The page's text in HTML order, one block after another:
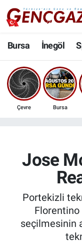
Bursa İnegöl
Çevre Bursa
Jose
Portekizli
Florentino
seçilmesinin
Bursa
İnegöl
3.SAYFA
Ekonomi
Güncel
İnanç
Kadın & Aile
Nöbetçi
Hava Durumu
Trafik Durumu
Son Dakika
Haber Arşivi